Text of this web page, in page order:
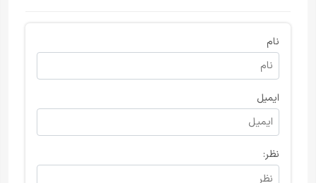
نام
ایمیل
نظر: